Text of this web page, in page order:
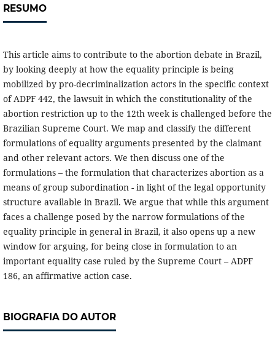
RESUMO
This article aims to contribute to the abortion debate in Brazil,
by looking deeply at how the equality principle is being
mobilized by pro-decriminalization actors in the specific context
of ADPF 442, the lawsuit in which the constitutionality of the
abortion restriction up to the 12th week is challenged before the
Brazilian Supreme Court. We map and classify the different
formulations of equality arguments presented by the claimant
and other relevant actors. We then discuss one of the
formulations – the formulation that characterizes abortion as a
means of group subordination - in light of the legal opportunity
structure available in Brazil. We argue that while this argument
faces a challenge posed by the narrow formulations of the
equality principle in general in Brazil, it also opens up a new
window for arguing, for being close in formulation to an
important equality case ruled by the Supreme Court – ADPF
186, an affirmative action case.
BIOGRAFIA DO AUTOR